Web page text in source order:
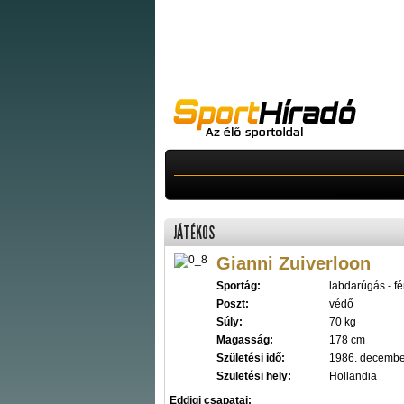
JÁTÉKOS
Gianni Zuiverloon
Sportág:
labdarúgás -
Poszt:
védő
Súly:
70 kg
Magasság:
178 cm
Születési idő:
1986.
Születési hely:
Hollandia
Eddigi csapatai: